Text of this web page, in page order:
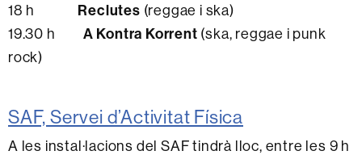
18 h Reclutes (reggae i ska)
19.30 h A Kontra Korrent (ska, reggae i punk
rock)
SAF, Servei d’Activitat Física
A les instal·lacions del SAF tindrà lloc, entre les 9 h